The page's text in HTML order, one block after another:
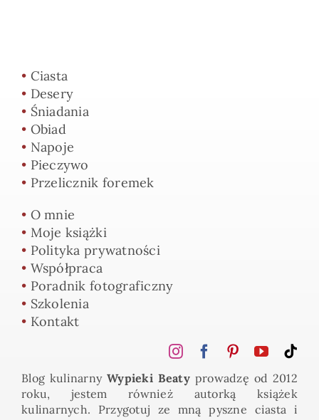
• Ciasta
• Desery
• Śniadania
• Obiad
• Napoje
• Pieczywo
• Przelicznik foremek
• O mnie
• Moje książki
• Polityka prywatności
• Współpraca
• Poradnik fotograficzny
• Szkolenia
• Kontakt
Blog kulinarny Wypieki Beaty prowadzę od 2012
roku, jestem również autorką książek
kulinarnych. Przygotuj ze mną pyszne ciasta i